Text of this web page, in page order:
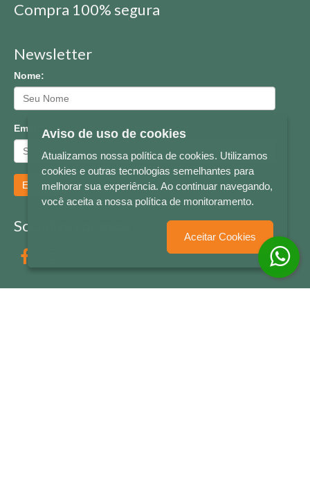
Compra 100% segura
Newsletter
Nome:
Email:
Enviar
Socialize conosco
Aviso de uso de cookies
Atualizamos nossa política de cookies. Utilizamos
cookies e outras tecnologias semelhantes para
melhorar sua experiência. Ao continuar navegando,
você aceita a nossa política de monitoramento.
Aceitar Cookies